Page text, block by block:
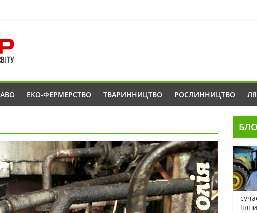
ЕКО-ФЕРМЕРСТВО ТВАРИННИЦТВО РОСЛИННИЦТВО